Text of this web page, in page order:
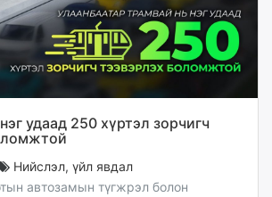
удаад 250 хүртэл зорчигч
Нийслэл,үйл явдал
автозамын түгжрэл болон